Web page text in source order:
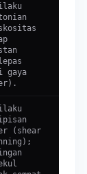
gaya
(shear